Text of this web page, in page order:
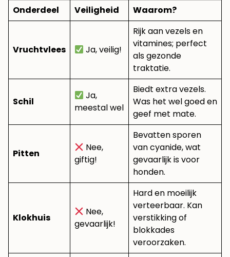
Onderdeel
Veiligheid Waarom?
Vruchtvlees Ja, veilig!
Rijk aan vezels en
vitamines; perfect
als gezonde
traktatie.
Schil
Ja,
meestal wel
Biedt extra vezels.
Was het wel goed en
geef met mate.
Pitten
Nee,
giftig!
Bevatten sporen
van cyanide, wat
gevaarlijk is voor
honden.
Klokhuis
Nee,
gevaarlijk!
Hard en moeilijk
verteerbaar. Kan
verstikking of
blokkades
veroorzaken.